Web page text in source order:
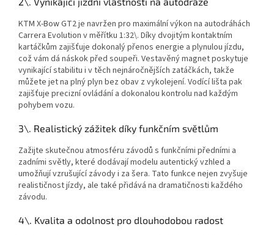
KTM X-Bow GT2 je navržen pro maximální výkon na autodráhách
Carrera Evolution v měřítku 1:32\. Díky dvojitým kontaktním
kartáčkům zajišťuje dokonalý přenos energie a plynulou jízdu,
což vám dá náskok před soupeři. Vestavěný magnet poskytuje
vynikající stabilitu i v těch nejnáročnějších zatáčkách, takže
můžete jet na plný plyn bez obav z vykolejení. Vodící lišta pak
zajišťuje precizní ovládání a dokonalou kontrolu nad každým
pohybem vozu.
3\. Realistický zážitek díky funkčním světlům
Zažijte skutečnou atmosféru závodů s funkčními předními a
zadními světly, které dodávají modelu autentický vzhled a
umožňují vzrušující závody i za šera. Tato funkce nejen zvyšuje
realističnost jízdy, ale také přidává na dramatičnosti každého
závodu.
4\. Kvalita a odolnost pro dlouhodobou radost